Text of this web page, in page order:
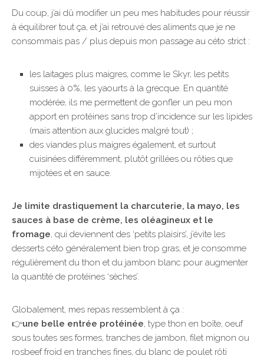
Du coup, j’ai dû modifier un peu mes habitudes pour réussir
à équilibrer tout ça, et j’ai retrouvé des aliments que je ne
consommais pas / plus depuis mon passage au céto strict :
les laitages plus maigres, comme le Skyr, les petits
suisses à 0%, les yaourts à la grecque. En quantité
modérée, ils me permettent de gonfler un peu mon
apport en protéines sans trop d’incidence sur les lipides
(mais attention aux glucides malgré tout) ;
des viandes plus maigres également, et surtout
cuisinées différemment, plutôt grillées ou rôties que
mijotées et en sauce.
Je limite drastiquement la charcuterie, la mayo, les
sauces à base de crème, les oléagineux et le
fromage , qui deviennent des ‘petits plaisirs’, j’évite les
desserts céto généralement bien trop gras, et je consomme
régulièrement du thon et du jambon blanc pour augmenter
la quantité de protéines ‘sèches’.
Globalement, mes repas ressemblent à ça :
👉une belle entrée protéinée , type thon en boîte, oeuf
sous toutes ses formes, tranches de jambon, filet mignon ou
rosbeef froid en tranches fines, du blanc de poulet rôti